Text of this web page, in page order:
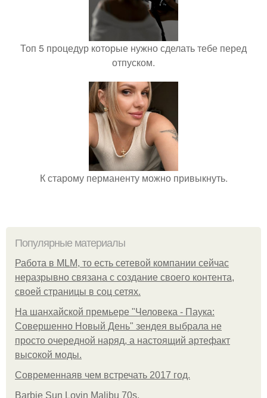
Топ 5 процедур которые нужно сделать тебе перед
отпуском.
К старому перманенту можно привыкнуть.
Популярные материалы
Работа в MLM, то есть сетевой компании сейчас
неразрывно связана с создание своего контента,
своей страницы в соц сетях.
На шанхайской премьере "Человека - Паука:
Совершенно Новый День" зендея выбрала не
просто очередной наряд, а настоящий артефакт
высокой моды.
Современнаяв чем встречать 2017 год.
Barbie Sun Lovin Malibu 70s.